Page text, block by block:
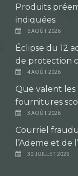
Produits
indiquées
6 AOÛT 2026
Éclipse du 12
de protection
4 AOÛT 2026
Que valent
fournitures
3 AOÛT 2026
Courriel
l’Ademe et de
30 JUILLET 2026